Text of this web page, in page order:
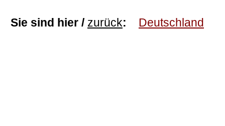
Sie sind hier / zurück: Deutschland